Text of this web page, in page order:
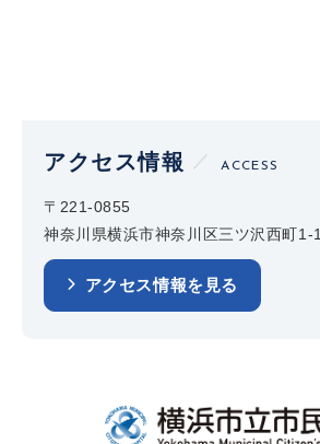
アクセス情報 ACCESS
〒221-0855
神奈川県横浜市神奈川区三ツ沢西町1-1
アクセス情報を見る